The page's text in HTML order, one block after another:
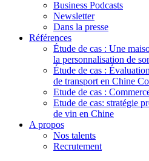
Business Podcasts
Newsletter
Dans la presse
Références
Étude de cas : Une
la personnalisation de
Étude de cas :
de transport en Chine
Etude de cas :
Etude de cas: stratégie
de vin en Chine
A propos
Nos talents
Recrutement